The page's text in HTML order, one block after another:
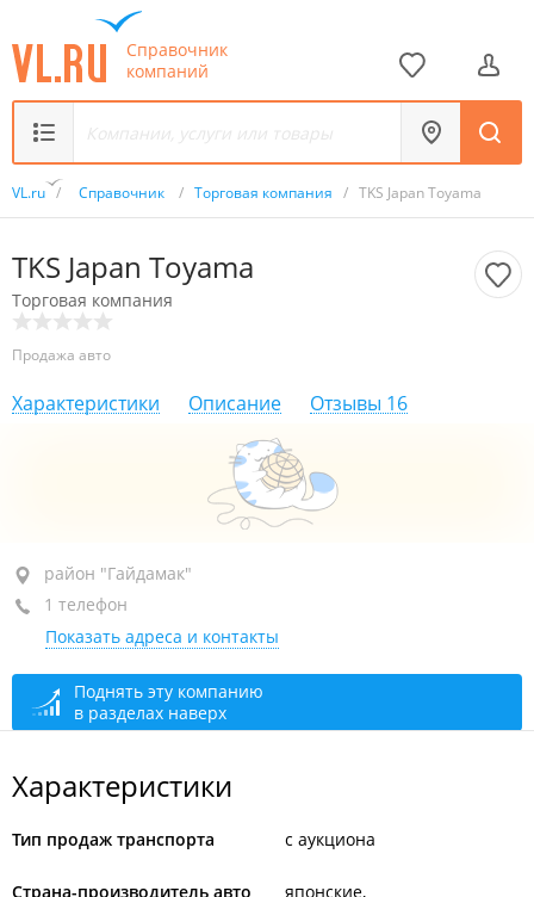
Справочник
компаний
VL.ru / Справочник / Торговая компания / TKS Japan Toyama
TKS Japan Toyama
Торговая компания
Продажа авто
Характеристики Описание Отзывы 16
район "Гайдамак", ул. Карла Либкнехта, 14
1-й этаж, оф. 2/1
+7 924 130-88-44
закрыто, откроется в 09:00
район "Гайдамак"
1 телефон
Показать адреса и контакты
Поднять эту компанию
в разделах наверх
Характеристики
Тип продаж транспорта с аукциона
Страна-производитель авто
японские